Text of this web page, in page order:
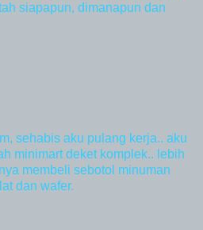
siapapun, dimanapun dan
sehabis aku pulang kerja.. aku
minimart deket komplek.. lebih
membeli sebotol minuman
dan wafer.